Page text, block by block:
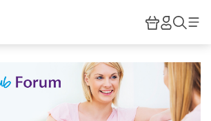
HiPP